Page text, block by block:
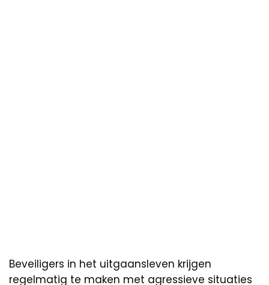
Beveiligers in het uitgaansleven krijgen
regelmatig te maken met agressieve situaties